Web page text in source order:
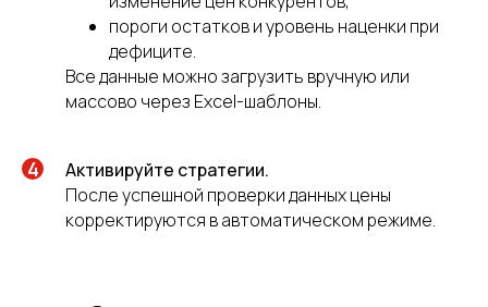
пороги остатков и уровень наценки при
дефиците.
Все данные можно загрузить вручную или
массово через Excel-шаблоны.
Активируйте стратегии.
После успешной проверки данных цены
корректируются в автоматическом режиме.